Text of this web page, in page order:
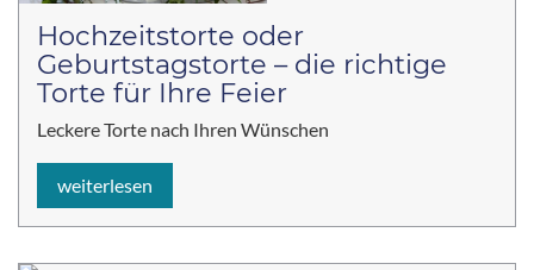
Hochzeitstorte oder
Geburtstagstorte – die richtige
Torte für Ihre Feier
Leckere Torte nach Ihren Wünschen
weiterlesen